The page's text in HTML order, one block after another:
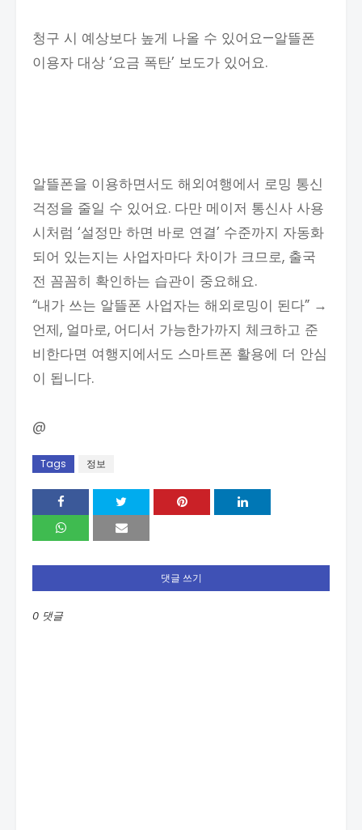
청구 시 예상보다 높게 나올 수 있어요—알뜰폰
이용자 대상 ‘요금 폭탄’ 보도가 있어요.
알뜰폰을 이용하면서도 해외여행에서 로밍 통신
걱정을 줄일 수 있어요. 다만 메이저 통신사 사용
시처럼 ‘설정만 하면 바로 연결’ 수준까지 자동화
되어 있는지는 사업자마다 차이가 크므로, 출국
전 꼼꼼히 확인하는 습관이 중요해요.
“내가 쓰는 알뜰폰 사업자는 해외로밍이 된다” →
언제, 얼마로, 어디서 가능한가까지 체크하고 준
비한다면 여행지에서도 스마트폰 활용에 더 안심
이 됩니다.
@
Tags 정보
댓글 쓰기
0 댓글